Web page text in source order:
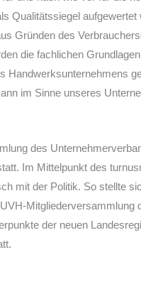
Qualitätssiegel aufgewertet
Gründen des
die fachlichen
Handwerksunternehmens
im Sinne unseres
des
Im Mittelpunkt des
mit der Politik. So stellte
Mitgliederversammlung
der neuen